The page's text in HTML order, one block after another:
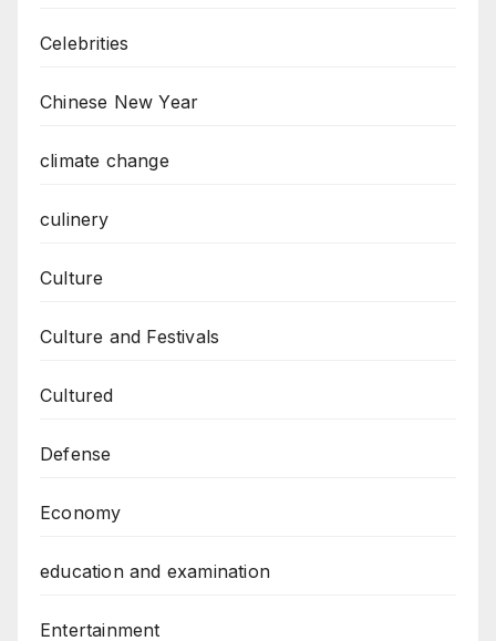
Celebrities
Chinese New Year
climate change
culinery
Culture
Culture and Festivals
Cultured
Defense
Economy
education and examination
Entertainment